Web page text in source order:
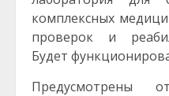
комплексных
проверок и
Будет
Предусмотрены